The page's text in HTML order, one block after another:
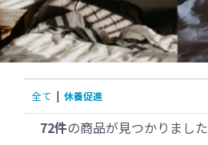
全て 休養促進
72件の商品が見つかりました